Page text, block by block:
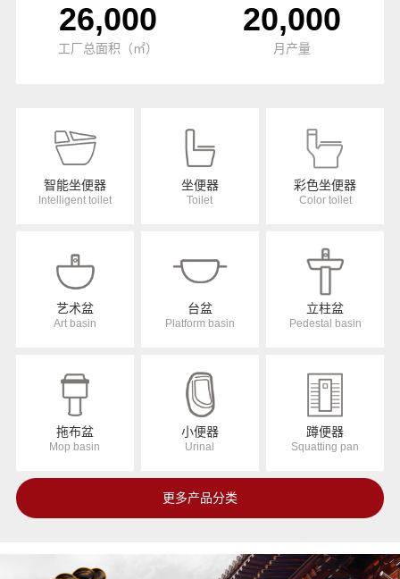
26,000
工厂总面积（㎡）
20,000
月产量
智能坐便器
Intelligent toilet
坐便器
Toilet
彩色坐便器
Color toilet
艺术盆
Art basin
台盆
Platform basin
立柱盆
Pedestal basin
拖布盆
Mop basin
小便器
Urinal
蹲便器
Squatting pan
更多产品分类